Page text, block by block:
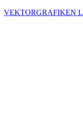
VEKTORGRAFIKEN